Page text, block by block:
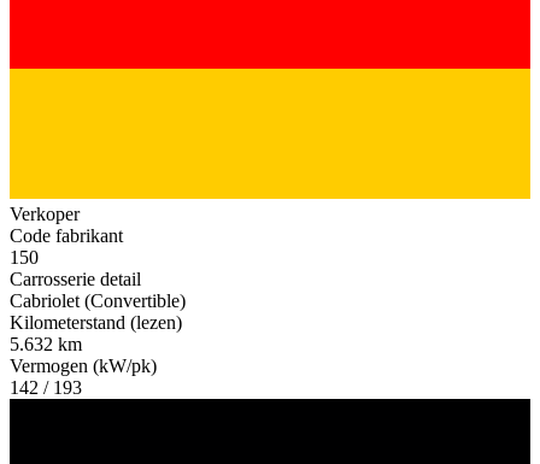
Verkoper
Code fabrikant
150
Carrosserie detail
Cabriolet (Convertible)
Kilometerstand (lezen)
5.632 km
Vermogen (kW/pk)
142 / 193